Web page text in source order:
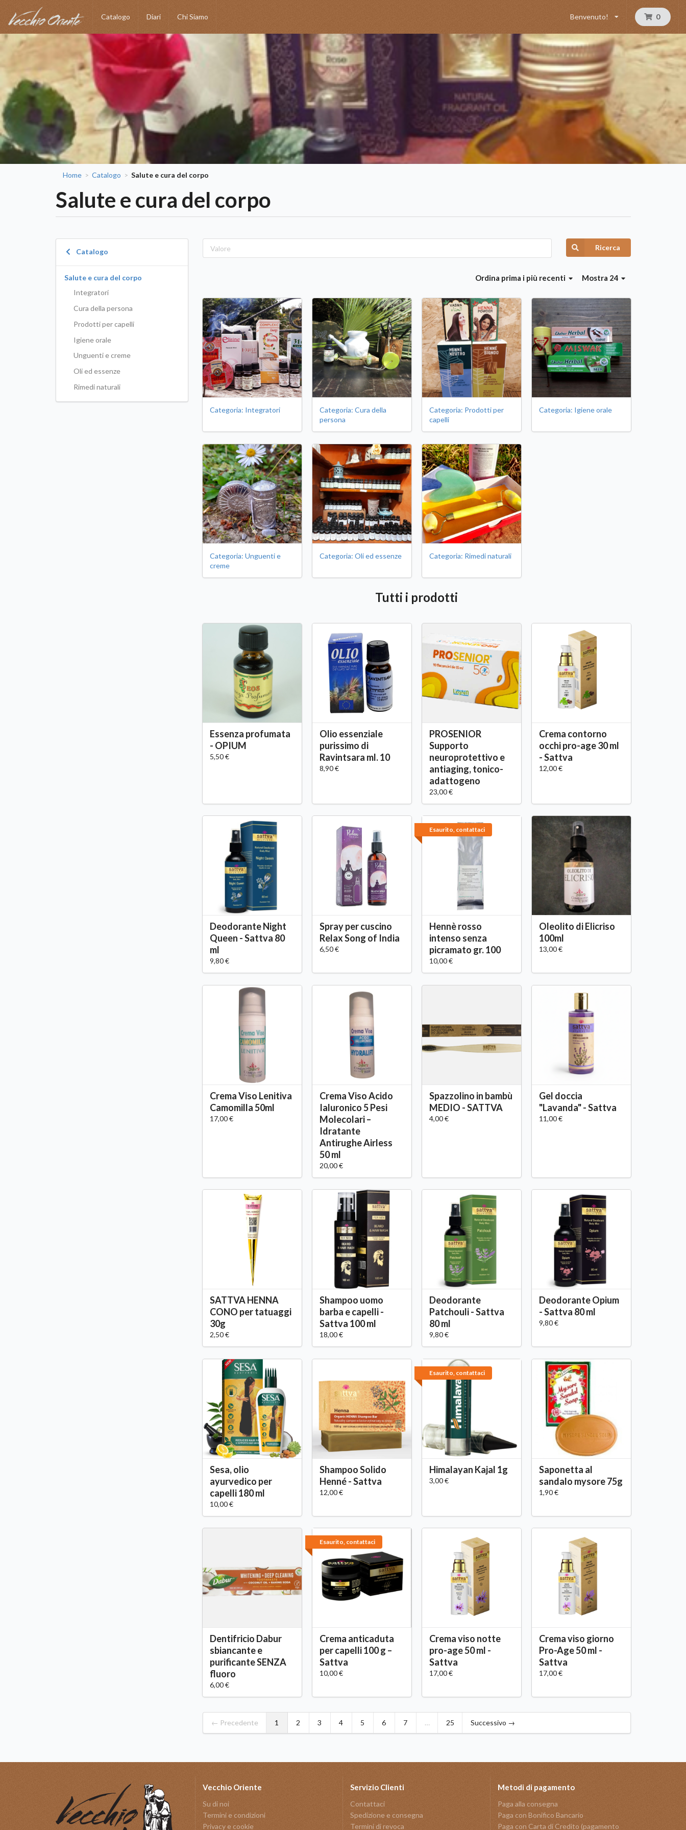
Catalogo Diari Chi Siamo Benvenuto! 0
Home > Catalogo > Salute e cura del corpo
Salute e cura del corpo
Catalogo
Salute e cura del corpo
Integratori
Cura della persona
Prodotti per capelli
Igiene orale
Unguenti e creme
Oli ed essenze
Rimedi naturali
Ricerca
Mostra 24
Ordina prima i più recenti
Categoria: Integratori
Categoria: Cura della
persona
Categoria: Prodotti per
capelli
Categoria: Igiene orale
Categoria: Unguenti e
creme
Categoria: Oli ed essenze Categoria: Rimedi naturali
Tutti i prodotti
Essenza profumata
- OPIUM
5,50 €
Olio essenziale
purissimo di
Ravintsara ml. 10
8,90 €
PROSENIOR
Supporto
neuroprotettivo e
antiaging, tonico-
adattogeno
23,00 €
Crema contorno
occhi pro-age 30 ml
- Sattva
12,00 €
Deodorante Night
Queen - Sattva 80
ml
9,80 €
Spray per cuscino
Relax Song of India
6,50 €
Esaurito, contattaci
Hennè rosso
intenso senza
picramato gr. 100
10,00 €
Oleolito di Elicriso
100ml
13,00 €
Crema Viso Lenitiva
Camomilla 50ml
17,00 €
Crema Viso Acido
Ialuronico 5 Pesi
Molecolari –
Idratante
Antirughe Airless
50 ml
20,00 €
Spazzolino in bambù
MEDIO - SATTVA
4,00 €
Gel doccia
"Lavanda" - Sattva
11,00 €
SATTVA HENNA
CONO per tatuaggi
30g
2,50 €
Shampoo uomo
barba e capelli -
Sattva 100 ml
18,00 €
Deodorante
Patchouli - Sattva
80 ml
9,80 €
Deodorante Opium
- Sattva 80 ml
9,80 €
Sesa, olio
ayurvedico per
capelli 180 ml
10,00 €
Shampoo Solido
Henné - Sattva
12,00 €
Esaurito, contattaci
Himalayan Kajal 1g
3,00 €
Saponetta al
sandalo mysore 75g
1,90 €
Dentifricio Dabur
sbiancante e
purificante SENZA
fluoro
6,00 €
Esaurito, contattaci
Crema anticaduta
per capelli 100 g –
Sattva
10,00 €
Crema viso notte
pro-age 50 ml -
Sattva
17,00 €
Crema viso giorno
Pro-Age 50 ml -
Sattva
17,00 €
← Precedente 1 2 3 4 5 6 7 … 25 Successivo →
Vecchio Oriente
Su di noi
Termini e condizioni
Privacy e cookie
Servizio Clienti
Contattaci
Spedizione e consegna
Termini di revoca
Metodi di pagamento
Paga alla consegna
Paga con Bonifico Bancario
Paga con Carta di Credito (pagamento